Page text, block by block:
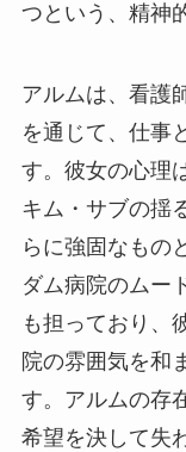
つという、精神
アルムは、看護
を通じて、仕事
す。彼女の心理
キム・サブの揺
らに強固なもの
ダム病院のムー
も担っており、
院の雰囲気を和
す。アルムの存
希望を決して失